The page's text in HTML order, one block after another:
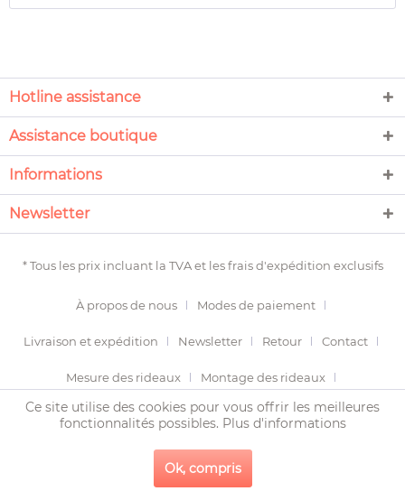
Hotline assistance
Assistance boutique
Informations
Newsletter
* Tous les prix incluant la TVA et lesfrais d'expédition exclusifs
À propos de nous Modes de paiement
Livraison et expédition Newsletter Retour Contact
Mesure des rideaux Montage des rideaux
Termes et conditions Droit de révocation
Protection des données Imprimer
Copyright © 2020 LUNAPOLIS - tous droits réservés.
Ce site utilise des cookies pour vous offrir les meilleures
fonctionnalités possibles. Plus d'informations
Ok, compris